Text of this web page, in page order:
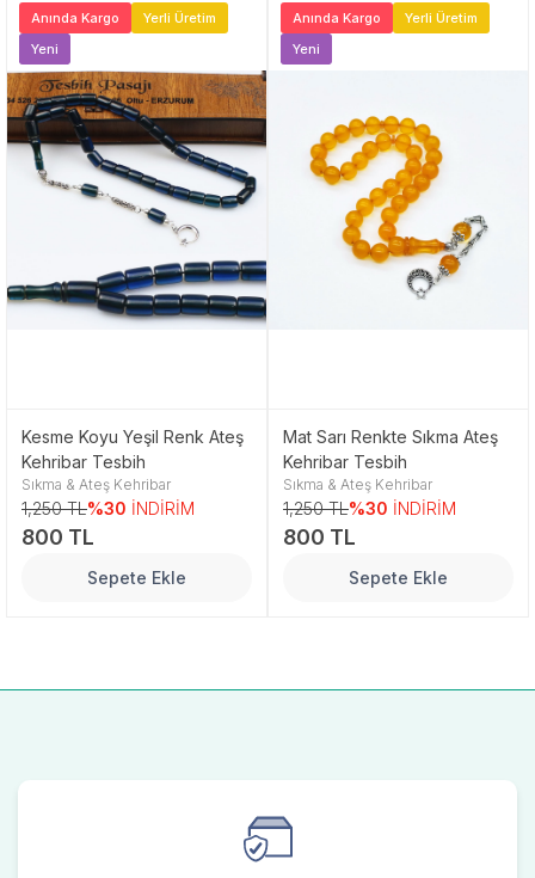
Anında Kargo
Yerli Üretim
Yeni
Kesme Koyu Yeşil Renk Ateş
Kehribar Tesbih
Sıkma & Ateş Kehribar
1,250 TL%30 İNDİRİM
800 TL
Sepete Ekle
Anında Kargo
Yerli Üretim
Yeni
Mat Sarı Renkte Sıkma Ateş
Kehribar Tesbih
Sıkma & Ateş Kehribar
1,250 TL%30 İNDİRİM
800 TL
Sepete Ekle